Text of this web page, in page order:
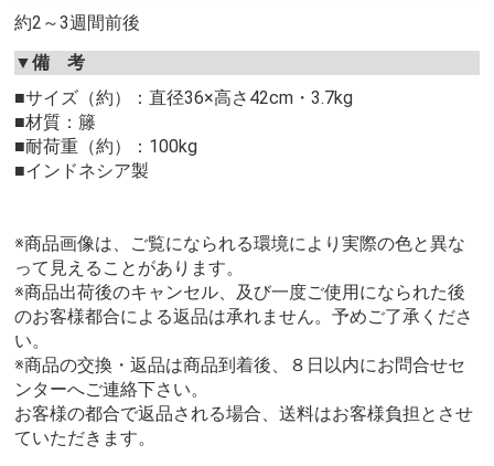
約2～3週間前後
▼備 考
■サイズ（約）：直径36×高さ42cm・3.7kg
■材質：籐
■耐荷重（約）：100kg
■インドネシア製
※商品画像は、ご覧になられる環境により実際の色と異な
って見えることがあります。
※商品出荷後のキャンセル、及び一度ご使用になられた後
のお客様都合による返品は承れません。予めご了承くださ
い。
※商品の交換・返品は商品到着後、８日以内にお問合せセ
ンターへご連絡下さい。
お客様の都合で返品される場合、送料はお客様負担とさせ
ていただきます。